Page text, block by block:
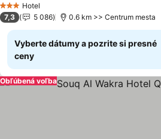
3 Počet hviezdičiek
Hotel
7,3 5 086 0.6 km >> Centrum mesta
Vyberte dátumy a pozrite si presné
ceny
Obľúbená voľba